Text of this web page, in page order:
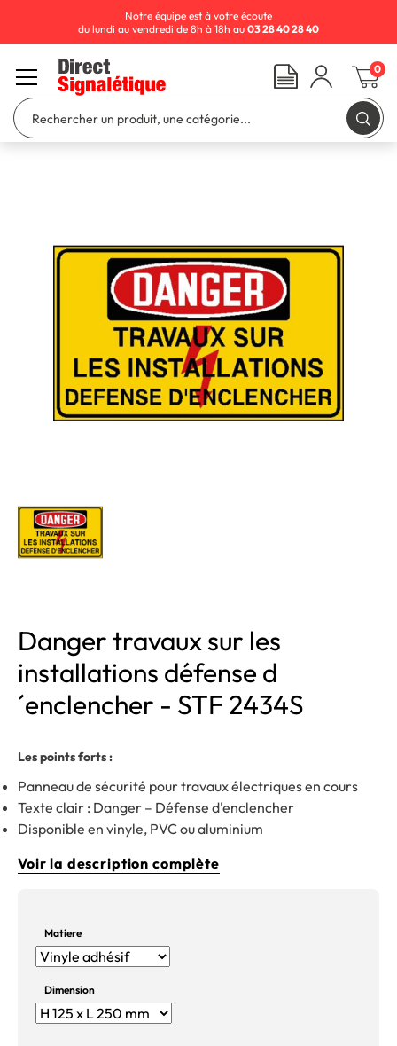
Danger travaux sur les
installations défense d
´enclencher - STF 2434S
Les points forts :
Panneau de sécurité pour travaux électriques en cours
Texte clair : Danger – Défense d'enclencher
Disponible en vinyle, PVC ou aluminium
Voir la description complète
Matiere
Dimension
Notre équipe est à votre écoute
du lundi au vendredi de 8h à 18h au 03 28 40 28 40
0